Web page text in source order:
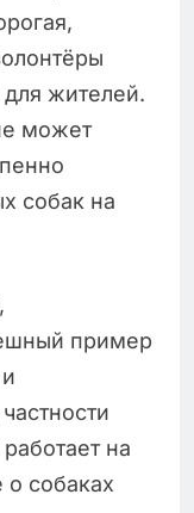
жителей.
может
собак на
пример
на
о собаках